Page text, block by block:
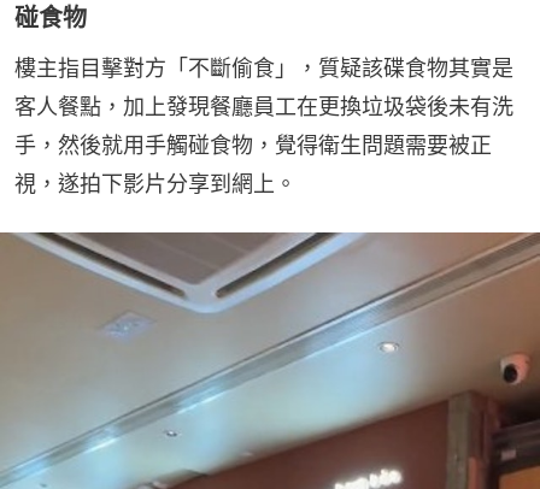
碰食物
樓主指目擊對方「不斷偷食」，質疑該碟食物其實是
客人餐點，加上發現餐廳員工在更換垃圾袋後未有洗
手，然後就用手觸碰食物，覺得衛生問題需要被正
視，遂拍下影片分享到網上。